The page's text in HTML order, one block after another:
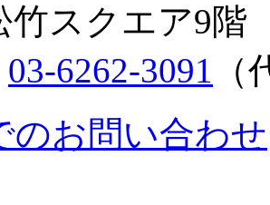
竹スクエア9階
03-6262-3091
のお問い合わせ